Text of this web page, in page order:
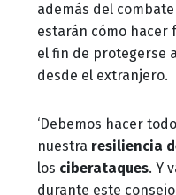
además del combate
estarán cómo hacer
el fin de protegerse
desde el extranjero.
‘Debemos hacer
nuestra resiliencia
los ciberataques. Y
durante este